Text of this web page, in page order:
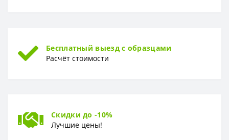
Бесплатный выезд с образцами
Расчёт стоимости
Скидки до -10%
Лучшие цены!